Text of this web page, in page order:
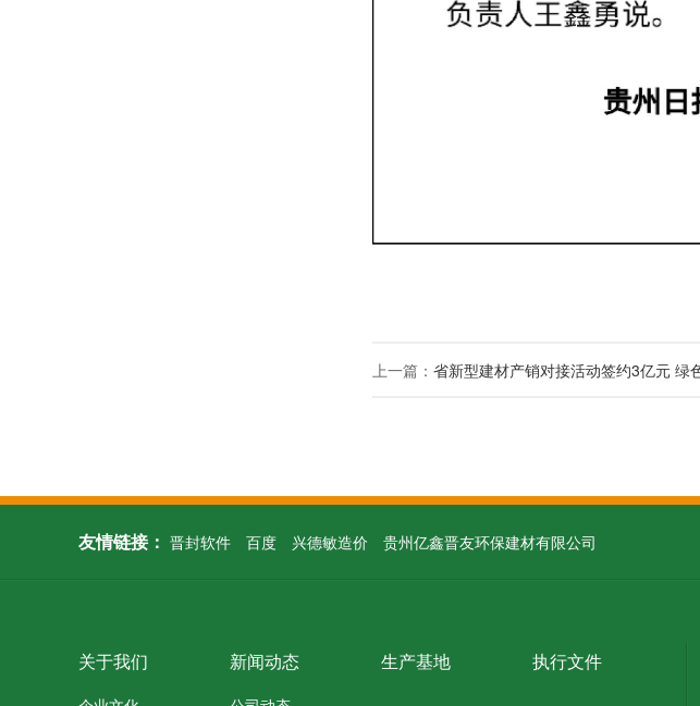
上一篇： 省新型建材产销对接活动签约3亿元 绿
友情链接： 晋封软件 百度 兴德敏造价 贵州亿鑫晋友环保建材有限公司
关于我们 新闻动态 生产基地 执行文件